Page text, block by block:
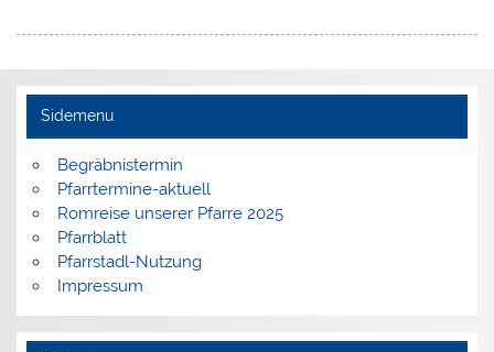
Sidemenu
Begräbnistermin
Pfarrtermine-aktuell
Romreise unserer Pfarre 2025
Pfarrblatt
Pfarrstadl-Nutzung
Impressum